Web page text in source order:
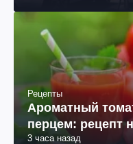
Рецепты
Ароматный
перцем: рецепт
3 часа назад